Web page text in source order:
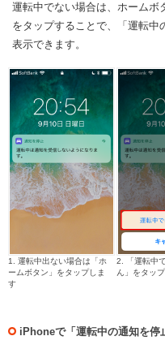
運転中でない場合は、ホームボ
をタップすることで、「運転中
表示できます。
1. 運転中出ない場合は「ホ
ームボタン」をタップしま
す
2. 「運転中
ん」をタッ
iPhoneで「運転中の通知を停